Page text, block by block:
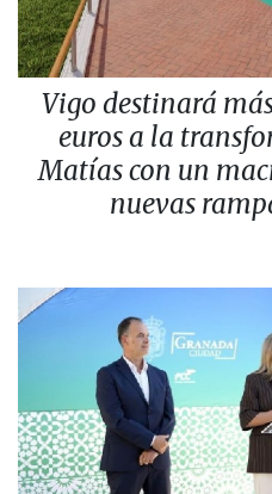
Vigo destinará
euros a la
Matías con un
nuevas